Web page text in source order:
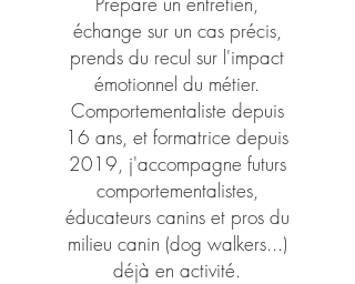
échange sur un cas précis,
prends du recul sur l'impact
émotionnel du métier.
Comportementaliste depuis
16 ans, et formatrice depuis
2019, j'accompagne futurs
comportementalistes,
éducateurs canins et pros du
milieu canin (dog walkers...)
déjà en activité.